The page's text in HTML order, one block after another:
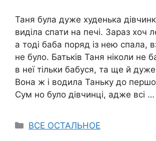
Таня була дуже худенька
виділа спати на печі. Зараз хоч
а тоді баба поряд із нею спала,
не було. Батьків Таня ніколи не
в неї тільки бабуся, та ще й
Вона ж і водила Таньку до
Сум но було дівчинці, адже всі …
Categories
ВСЕ ОСТАЛЬНОЕ